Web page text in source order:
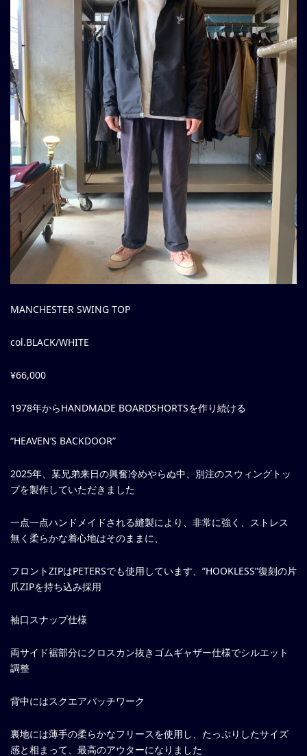
MANCHESTER SWING TOP
col.BLACK/WHITE
¥66,000
1978年からHANDMADE BOARDSHORTSを作り続ける
“HEAVEN’S BACKDOOR”
2025年、某兄弟来日の興奮冷めやらぬ中、別注のスウィングトッ
プを製作していただきました
一点一点ハンドメイドされる縫製により、非常に強く、ストレス
無く柔らかな着心地はそのままに、
フロントZIPはPETERSでも使用しています、”HOOKLESS”復刻の片
爪ZIPを持ち込み採用
袖口スナップ仕様
両サイド裾部分にクロスカン抜きゴムギャザー仕様でシルエット
調整
背中にはスクエアパッチワーク
裏地には薄手の柔らかなフリースを使用し、たっぷりしたサイズ
感と相まって、最高のアウターになりました